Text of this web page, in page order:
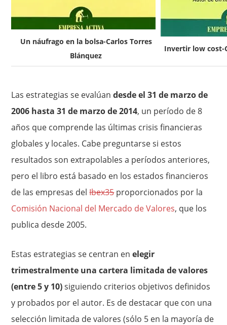
Un náufrago en la bolsa-Carlos Torres
Blánquez
Invertir low cost-
Las estrategias se evalúandesde el 31 de marzo de
2006 hasta 31 de marzo de 2014, un período de 8
años que comprende las últimas crisis financieras
globales y locales. Cabe preguntarse si estos
resultados son extrapolables a períodos anteriores,
pero el libro está basado en los estados financieros
de las empresas delIbex35proporcionados por la
Comisión Nacional del Mercado de Valores, que los
publica desde 2005.
Estas estrategias se centran enelegir
trimestralmente una cartera limitada de valores
(entre 5 y 10)siguiendo criterios objetivos definidos
y probados por el autor. Es de destacar que con una
selección limitada de valores (sólo 5 en la mayoría de